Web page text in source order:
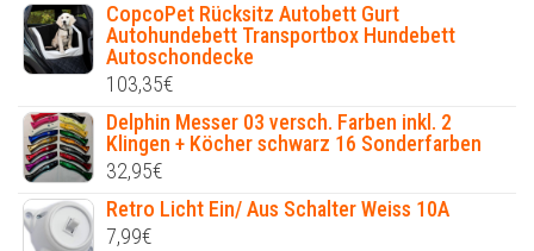
CopcoPet Rücksitz Autobett Gurt
Autohundebett Transportbox Hundebett
Autoschondecke
103,35€
Delphin Messer 03 versch. Farben inkl. 2
Klingen + Köcher schwarz 16 Sonderfarben
32,95€
Retro Licht Ein/ Aus Schalter Weiss 10A
7,99€